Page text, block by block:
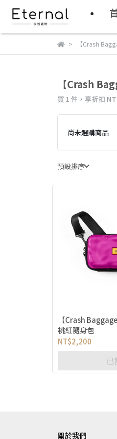
【Crash
【Crash
買 1 件， 享折扣
尚未選購商品
預設排序
【Crash
桃紅隨身包
NT$2,200
已
關於我們